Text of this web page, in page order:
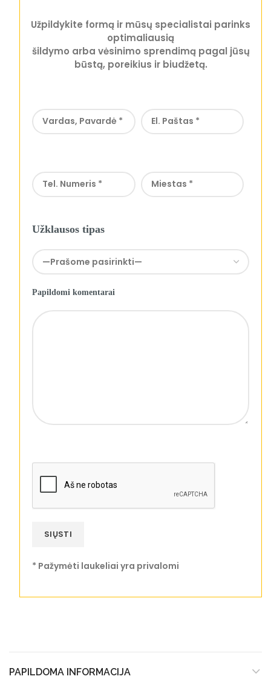
Užpildykite formą ir mūsų specialistai parinks
optimaliausią
šildymo arba vėsinimo sprendimą pagal jūsų
būstą, poreikius ir biudžetą.
Užklausos tipas
Papildomi komentarai
* Pažymėti laukeliai yra privalomi
PAPILDOMA INFORMACIJA